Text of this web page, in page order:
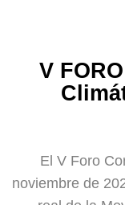
V
El V Foro
noviembre de